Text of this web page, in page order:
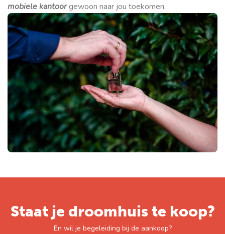
mobiele kantoorgewoon naar jou toekomen.
Staat je droomhuis te koop?
En wil je begeleiding bij de aankoop?